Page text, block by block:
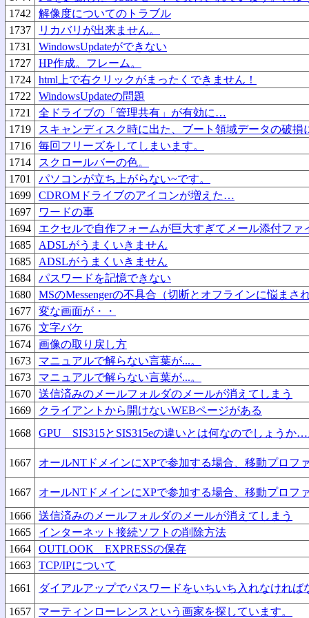
1742
解像度についてのトラブル
1737
リカバリが出来ません。
1731
WindowsUpdateができない
1727
HP作成。フレーム。
1724
html上で右クリックがまったくできません！
1722
WindowsUpdateの問題
1721
全ドライブの「管理共有」が有効に…
1719
スキャンディスク時に出た、ブート領域データの破損
1716
毎回フリーズをしてしまいます。
1714
スクロールバーの色。
1701
パソコンが立ち上がらない~です。
1699
CDROMドライブのアイコンが増えた…
1697
ワードの事
1694
エクセルで自作フォームが巨大すぎてメール添付ファ
1685
ADSLがうまくいきません
1685
ADSLがうまくいきません
1684
パスワードを記憶できない
1680
MSのMessengerの不具合（切断とオフラインに悩まさ
1677
変な画面が・・
1676
文字バケ
1674
画像の取り戻し方
1673
マニュアルで解らない言葉が...。
1673
マニュアルで解らない言葉が...。
1670
送信済みのメールフォルダのメールが消えてしまう
1669
クライアントから開けないWEBページがある
1668
GPU SIS315とSIS315eの違いとは何なのでしょうか
1667 オールNTドメインにXPで参加する場合、移動プロフ
1667
オールNTドメインにXPで参加する場合、移動プロフ
1666
送信済みのメールフォルダのメールが消えてしまう
1665
インターネット接続ソフトの削除方法
1664
OUTLOOK EXPRESSの保存
1663
TCP/IPについて
1661
ダイアルアップでパスワードをいちいち入れなければ
1657
マーティンローレンスという画家を探しています。